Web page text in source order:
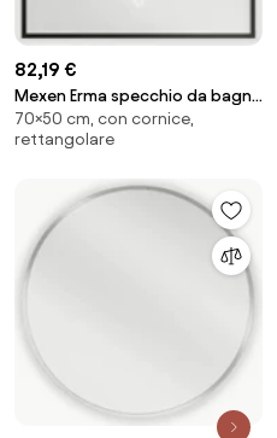
82,19 €
Mexen Erma specchio da bagno
retroilluminato 50 x 70 cm, LED
6000K, anti-appannamento,
70×50 cm, con cornice,
rettangolare